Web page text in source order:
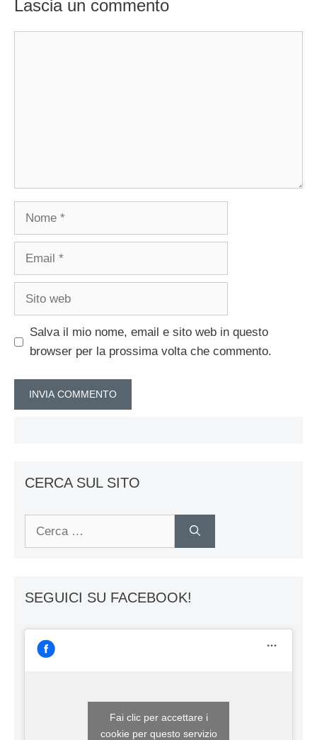
Lascia un commento
Nome
Email
Sito
Salva il mio nome, email e sito web in questo
browser per la prossima volta che commento.
CERCA SUL SITO
SEGUICI SU FACEBOOK!
Fai clic per accettare i
cookie per questo servizio